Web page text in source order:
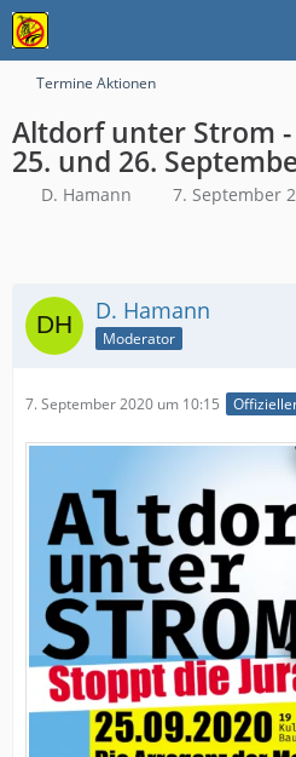
Termine Aktionen
Altdorf unter Strom
25. und 26.
D. Hamann 7. September
D. Hamann
Moderator
7. September 2020 um 10:15